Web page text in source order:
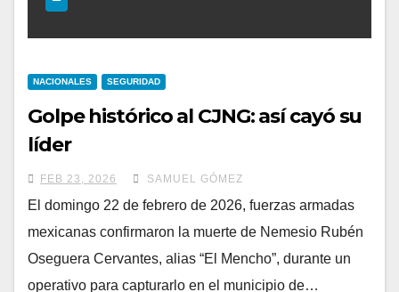
NACIONALES SEGURIDAD
Golpe histórico al CJNG: así cayó su
líder
FEB 23, 2026 SAMUEL GÓMEZ
El domingo 22 de febrero de 2026, fuerzas armadas
mexicanas confirmaron la muerte de Nemesio Rubén
Oseguera Cervantes, alias “El Mencho”, durante un
operativo para capturarlo en el municipio de…